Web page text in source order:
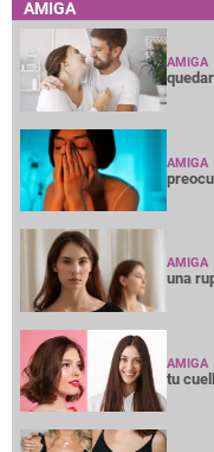
AMIGA
AMIGA
AMIGA
AMIGA
una
AMIGA
tu